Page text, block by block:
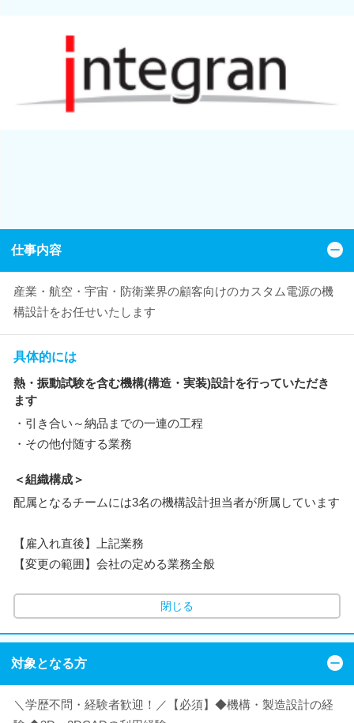
仕事内容
産業・航空・宇宙・防衛業界の顧客向けのカスタム電源の機
構設計をお任せいたします
具体的には
熱・振動試験を含む機構(構造・実装)設計を行っていただき
ます
・引き合い～納品までの一連の工程
・その他付随する業務
＜組織構成＞
配属となるチームには3名の機構設計担当者が所属しています
【雇入れ直後】上記業務
【変更の範囲】会社の定める業務全般
閉じる
対象となる方
＼学歴不問・経験者歓迎！／【必須】◆機構・製造設計の経